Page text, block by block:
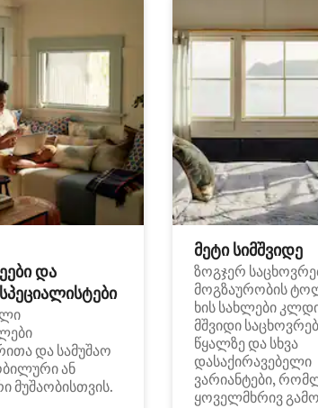
და
და სამუშაო
ან
მუშაობისთვის.
მეტი სიმშვიდე
ზოგჯერ
მოგზაურობის
ხის სახლები
მშვიდი
წყალზე და სხვა
დასაქირავებელი
ვარიანტები,
ყოველმხრივ